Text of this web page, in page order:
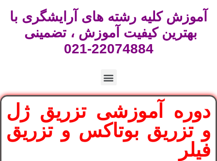
آموزش کلیه رشته های آرایشگری با
بهترین کیفیت آموزش ، تضمینی
22074884-021
دوره آموزشی تزریق ژل
و تزریق بوتاکس و تزریق
فیلر